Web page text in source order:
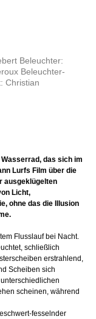
Beleuchter:
Beleuchter-
Christian
das sich im
Lurfs Film über die
ausgeklügelten
Licht,
ohne das die Illusion
Flusslauf bei Nacht.
schließlich
erstrahlend,
Scheiben sich
scheinen, während
fesselnder